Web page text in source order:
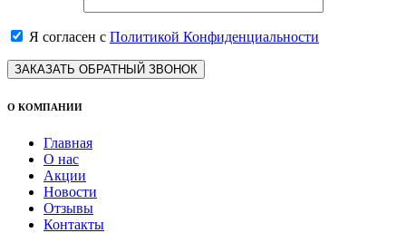
Я согласен с Политикой Конфиденциальности
ЗАКАЗАТЬ ОБРАТНЫЙ ЗВОНОК
О КОМПАНИИ
Главная
О нас
Акции
Новости
Отзывы
Контакты